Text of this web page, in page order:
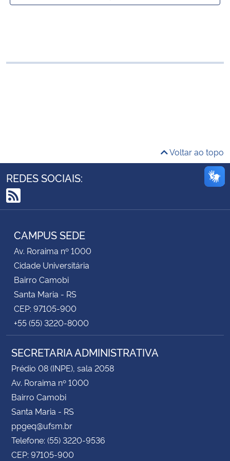
Ministério de Minas e Energia
Controladoria-Geral da União
Secretaria-Geral
Secretaria de Governo
Gabinete de Segurança Institucional
Advocacia-Geral da União
Voltar ao topo
REDES SOCIAIS:
RSS
CAMPUS SEDE
Av. Roraima nº 1000
Cidade Universitária
Bairro Camobi
Santa Maria - RS
CEP: 97105-900
+55 (55) 3220-8000
SECRETARIA ADMINISTRATIVA
Prédio 08 (INPE), sala 2058
Av. Roraima nº 1000
Bairro Camobi
Santa Maria - RS
ppgeq@ufsm.br
Telefone: (55) 3220-9536
CEP: 97105-900